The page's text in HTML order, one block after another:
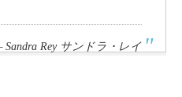
Sandra Rey サンドラ・レイ